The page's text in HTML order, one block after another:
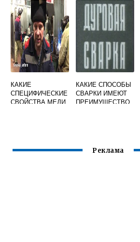
ПРОВЕРЯЮТ
ПЕРЕД ВЫДАЧЕЙ
НА
ПРОИЗВОДСТВЕН
НЫЙ УЧАСТОК
ПРИ
ВЫПОЛНЕНИИ
СВАРКИ
КАКИЕ
СПЕЦИФИЧЕСКИЕ
СВОЙСТВА МЕДИ
КАКИЕ СПОСОБЫ
СВАРКИ ИМЕЮТ
ПРЕИМУЩЕСТВО
Реклама